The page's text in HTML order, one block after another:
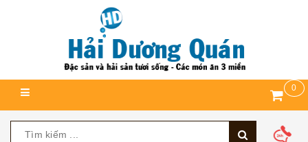
0